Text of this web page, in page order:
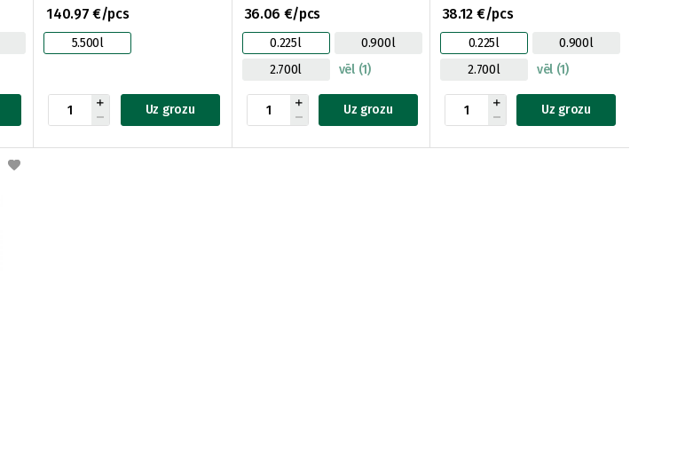
140.97 €/pcs
5.500l
Uz grozu
36.06 €/pcs
0.225l
0.900l
2.700l
vēl (1)
Uz grozu
38.12 €/pcs
0.225l
0.900l
2.700l
vēl (1)
Uz grozu